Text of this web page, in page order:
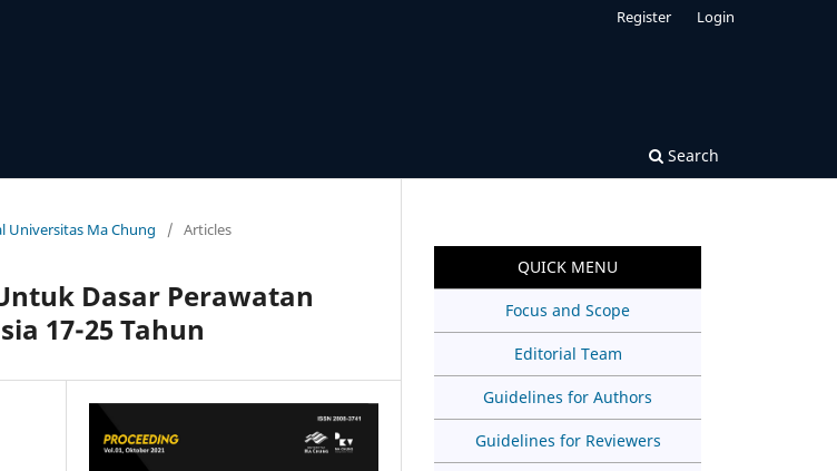
Search
Register Login
Universitas Ma Chung / Articles
Dasar Perawatan
17-25 Tahun
QUICK MENU
Focus and Scope
Editorial Team
Guidelines for Authors
Guidelines for Reviewers